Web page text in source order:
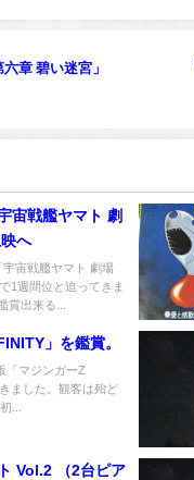
章 碧い迷宮」
宙戦艦ヤマト 劇
へ
宙戦艦ヤマト 劇場
1週間位と迫ってきま
賞出来る...
」を鑑賞。
「マジンガーZ
ました。観客は殆ど
...
Vol.2 （2台ピア